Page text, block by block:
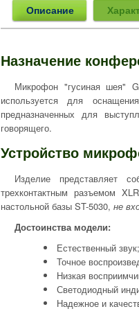
Описание
Назначение
Микрофон "гусиная шея"
используется для
предназначенных для
говорящего.
Устройство
Изделие представляет
трехконтактным разъемом
настольной базы ST-5030, не
Достоинства модели:
Естественный звук;
Точное
Низкая
Светодиодный
Надежное и